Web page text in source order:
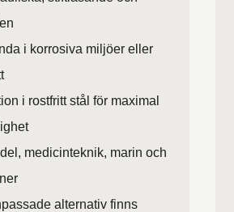
i korrosiva miljöer eller
i rostfritt stål för maximal
medicinteknik, marin och
alternativ finns